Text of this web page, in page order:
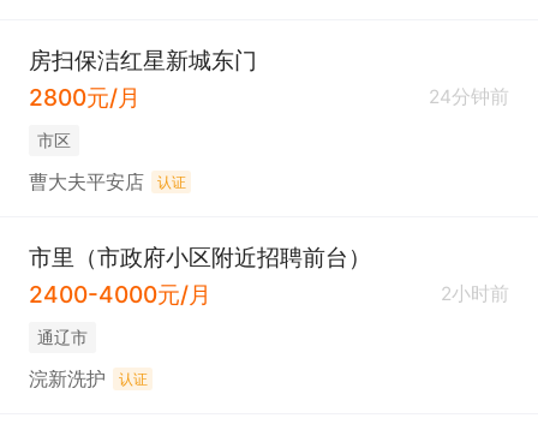
房扫保洁红星新城东门
2800元/月
24分钟前
市区
曹大夫平安店 认证
市里（市政府小区附近招聘前台）
2400-4000元/月
2小时前
通辽市
浣新洗护 认证